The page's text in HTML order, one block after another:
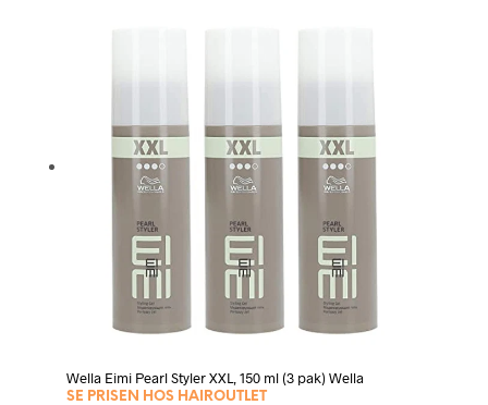
Wella Eimi Pearl Styler XXL, 150 ml (3 pak) Wella
SE PRISEN HOS HAIROUTLET